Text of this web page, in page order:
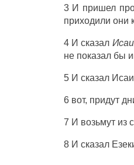
3 И пришел
приходили они
4 Исказал
не показалбы
5 И сказал
6 вот, придут
7 И возьмутиз
8 И сказал